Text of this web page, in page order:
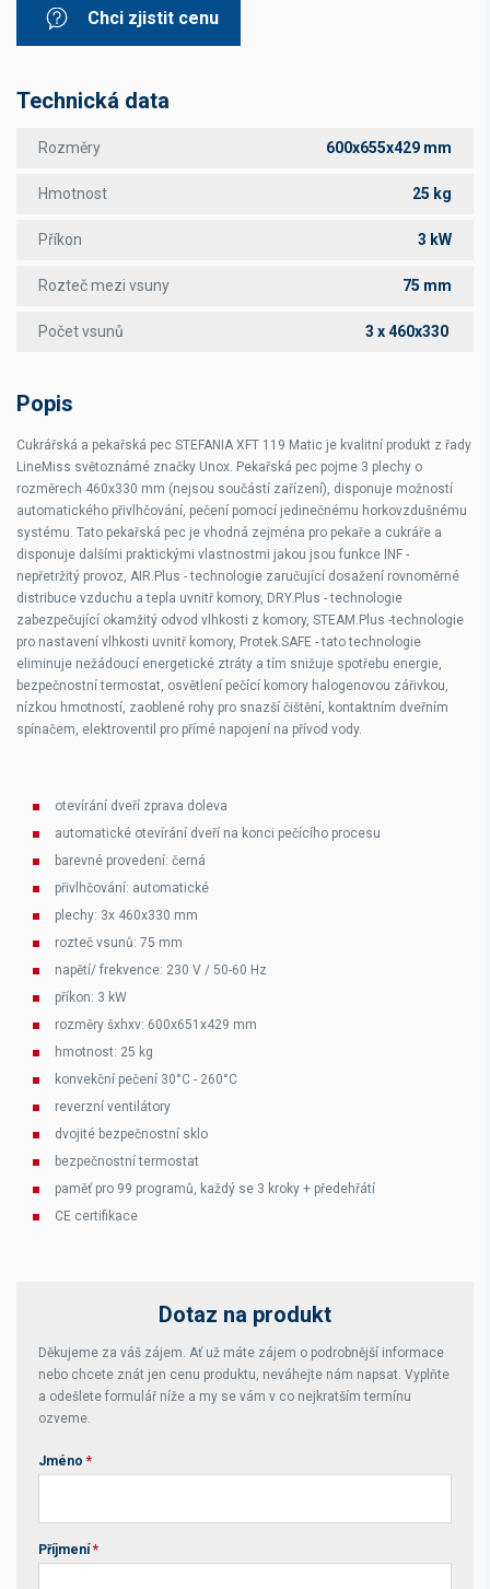
Chci zjistit cenu
Technická data
Rozměry 600x655x429 mm
Hmotnost 25 kg
Příkon 3 kW
Rozteč mezi vsuny 75 mm
Počet vsunů 3 x 460x330
Popis
Cukrářská a pekařská pec STEFANIA XFT 119 Matic je kvalitní produkt z řady
LineMiss světoznámé značky Unox. Pekařská pec pojme 3 plechy o
rozměrech 460x330 mm (nejsou součástí zařízení), disponuje možností
automatického přivlhčování, pečení pomocí jedinečnému horkovzdušnému
systému. Tato pekařská pec je vhodná zejména pro pekaře a cukráře a
disponuje dalšími praktickými vlastnostmi jakou jsou funkce INF -
nepřetržitý provoz, AIR.Plus - technologie zaručující dosažení rovnoměrné
distribuce vzduchu a tepla uvnitř komory, DRY.Plus - technologie
zabezpečující okamžitý odvod vlhkosti z komory, STEAM.Plus -technologie
pro nastavení vlhkosti uvnitř komory, Protek.SAFE - tato technologie
eliminuje nežádoucí energetické ztráty a tím snižuje spotřebu energie,
bezpečnostní termostat, osvětlení pečící komory halogenovou zářivkou,
nízkou hmotností, zaoblené rohy pro snazší čištění, kontaktním dveřním
spínačem, elektroventil pro přímé napojení na přívod vody.
otevírání dveří zprava doleva
automatické otevírání dveří na konci pečícího procesu
barevné provedení: černá
přivlhčování: automatické
plechy: 3x 460x330 mm
rozteč vsunů: 75 mm
napětí/ frekvence: 230 V / 50-60 Hz
příkon: 3 kW
rozměry šxhxv: 600x651x429 mm
hmotnost: 25 kg
konvekční pečení 30°C - 260°C
reverzní ventilátory
dvojité bezpečnostní sklo
bezpečnostní termostat
paměť pro 99 programů, každý se 3 kroky + předehřátí
CE certifikace
Dotaz na produkt
Děkujeme za váš zájem. Ať už máte zájem o podrobnější informace
nebo chcete znát jen cenu produktu, neváhejte nám napsat. Vyplňte
a odešlete formulář níže a my se vám v co nejkratším termínu
ozveme.
Jméno *
Příjmení *